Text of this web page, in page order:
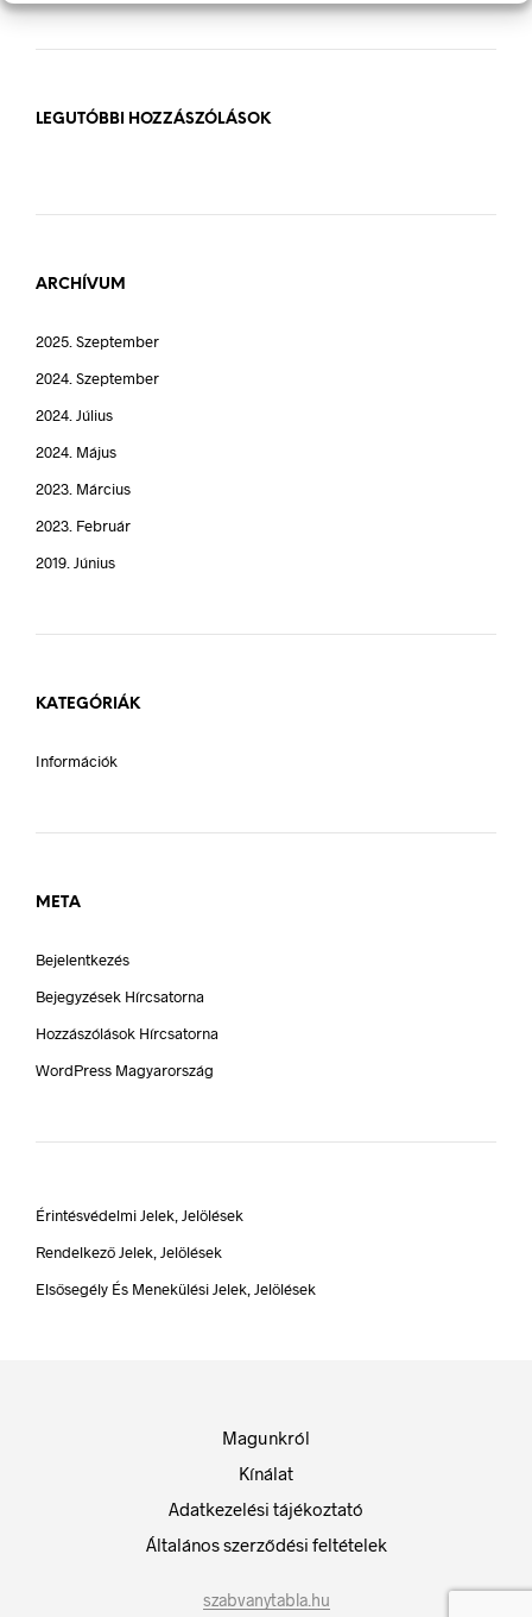
LEGUTÓBBI HOZZÁSZÓLÁSOK
ARCHÍVUM
2025. Szeptember
2024. Szeptember
2024. Július
2024. Május
2023. Március
2023. Február
2019. Június
KATEGÓRIÁK
Információk
META
Bejelentkezés
Bejegyzések Hírcsatorna
Hozzászólások Hírcsatorna
WordPress Magyarország
Érintésvédelmi Jelek, Jelölések
Rendelkező Jelek, Jelölések
Elsősegély És Menekülési Jelek, Jelölések
Magunkról
Kínálat
Adatkezelési tájékoztató
Általános szerződési feltételek
szabvanytabla.hu